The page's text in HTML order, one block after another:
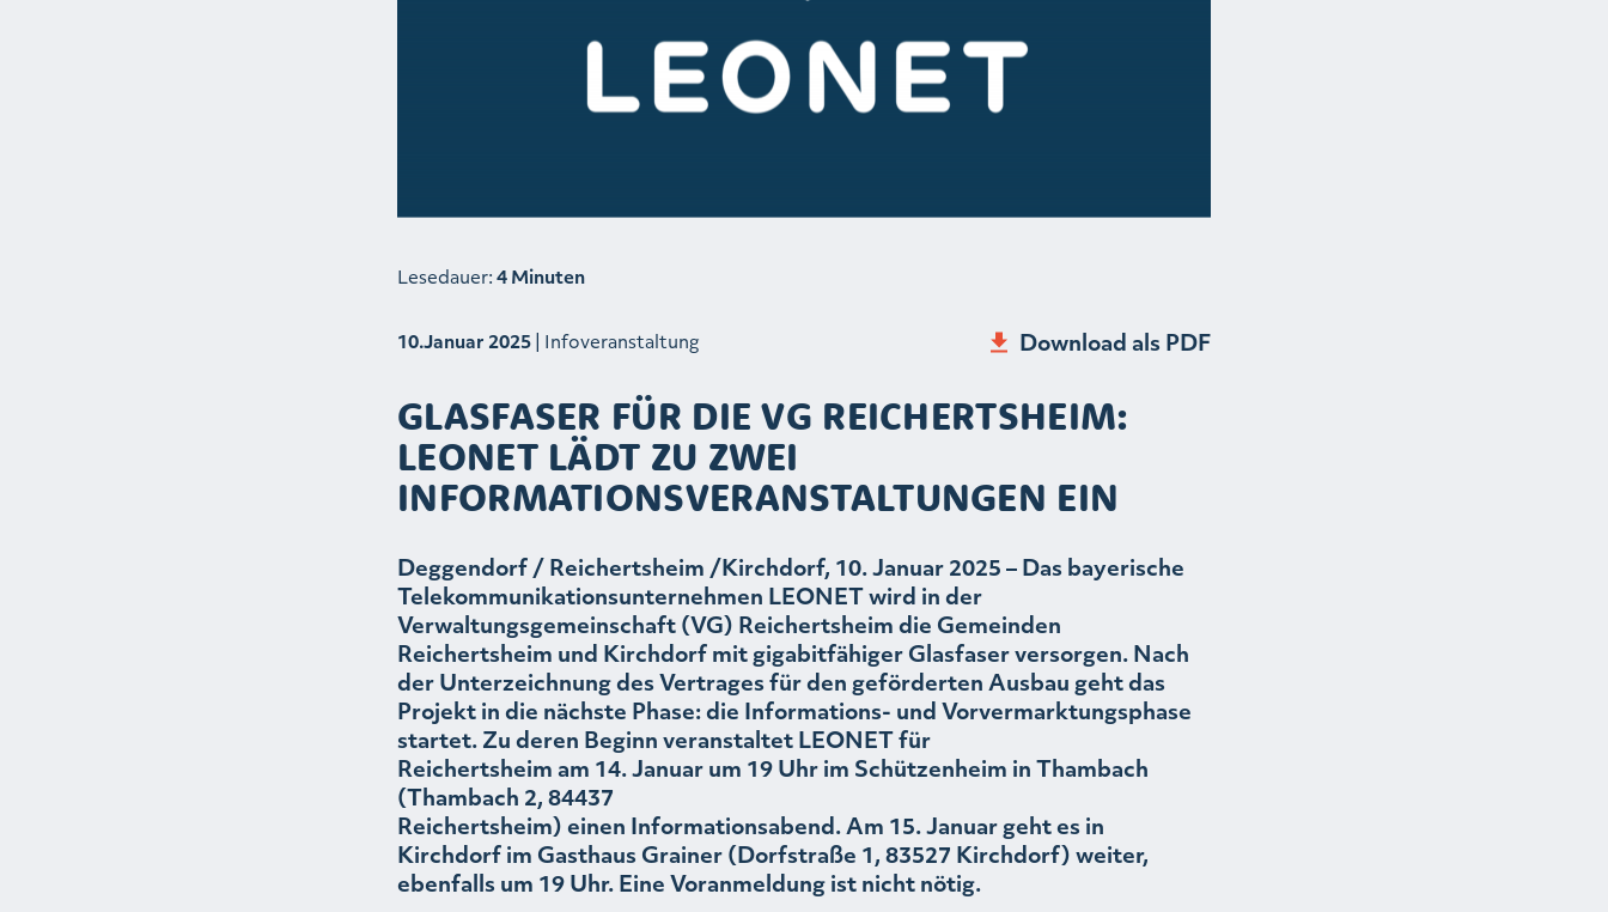
Lesedauer:4 Minuten
10.Januar 2025| Infoveranstaltung Download als PDF
GLASFASER FÜR DIE VG REICHERTSHEIM:
LEONET LÄDT ZU ZWEI
INFORMATIONSVERANSTALTUNGEN EIN
Deggendorf / Reichertsheim /Kirchdorf, 10. Januar 2025 – Das bayerische
Telekommunikationsunternehmen LEONET wird in der
Verwaltungsgemeinschaft (VG) Reichertsheim die Gemeinden
Reichertsheim und Kirchdorf mit gigabitfähiger Glasfaser versorgen. Nach
der Unterzeichnung des Vertrages für den geförderten Ausbau geht das
Projekt in die nächste Phase: die Informations- und Vorvermarktungsphase
startet. Zu deren Beginn veranstaltet LEONET für
Reichertsheim am 14. Januar um 19 Uhr im Schützenheim in Thambach
(Thambach 2, 84437
Reichertsheim) einen Informationsabend. Am 15. Januar geht es in
Kirchdorf im Gasthaus Grainer (Dorfstraße 1, 83527 Kirchdorf) weiter,
ebenfalls um 19 Uhr. Eine Voranmeldung ist nicht nötig.